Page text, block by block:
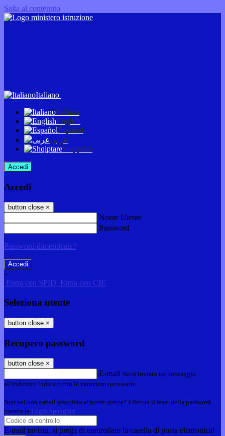
Salta al contenuto
Italiano
Italiano
English
Español
عربى
Shqiptare
Accedi
Accedi
button close ×
Nome Utente
Password
Password dimenticata?
-
Entra con SPID Entra con CIE
Seleziona utente
button close ×
Recupero password
button close ×
E-mail Verrà inviato un messaggio
all'indirizzo indicato con le istruzioni necessarie.
Non hai una e-mail associata al nome utente? Effettua il reset della password
tramite la Login Spaggiari
E-mail inviata, si prega di controllare la casella di posta elettronica!